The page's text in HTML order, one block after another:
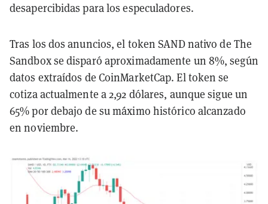
desapercibidas para los especuladores.
Tras los dos anuncios, el token SAND nativo de The
Sandbox se disparó aproximadamente un 8%, según
datos extraídos de CoinMarketCap. El token se
cotiza actualmente a 2,92 dólares, aunque sigue un
65% por debajo de su máximo histórico alcanzado
en noviembre.